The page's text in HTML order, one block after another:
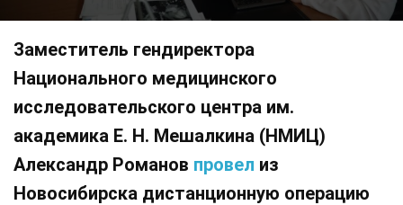
Заместитель гендиректора
Национального медицинского
исследовательского центра им.
академика Е. Н. Мешалкина (НМИЦ)
Александр Романов провел из
Новосибирска дистанционную операцию